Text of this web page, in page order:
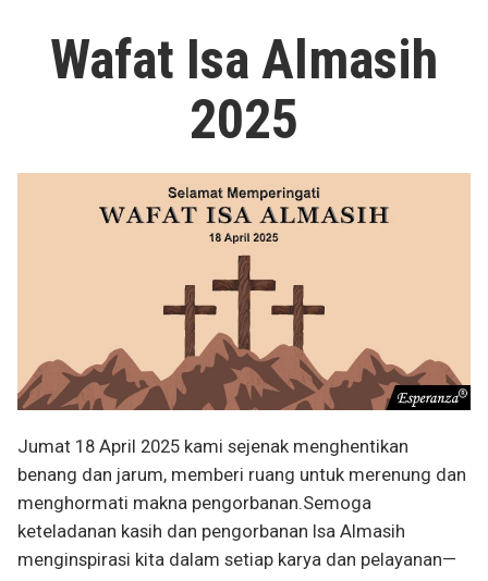
Wafat Isa Almasih
2025
Jumat 18 April 2025 kami sejenak menghentikan
benang dan jarum, memberi ruang untuk merenung dan
menghormati makna pengorbanan.Semoga
keteladanan kasih dan pengorbanan Isa Almasih
menginspirasi kita dalam setiap karya dan pelayanan—